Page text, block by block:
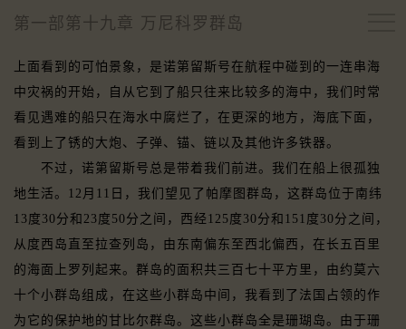
第一部第十九章 万尼科罗群岛
上面看到的可怕景象，是诺第留斯号在航程中碰到的一连串海
中灾祸的开始，自从它到了船只往来比较多的海中，我们时常
看见遇难的船只在海水中腐烂了，在更深的地方，海底下面，
看到上了锈的大炮、子弹、锚、链以及其他许多铁器。
不过，诺第留斯号总是带着我们前进。我们在船上很孤独
地生活。12月11日，我们望见了帕摩图群岛，这群岛位于南纬
13度30分和23度50分之间，西经125度30分和151度30分之间，
从度西岛直至拉查列岛，由东南偏东至西北偏西，在长五百里
的海面上罗列起来。群岛的面积共三百七十平方里，由约莫六
十个小群岛组成，在这些小群岛中间，我看到了法国占领的作
为它的保护地的甘比尔群岛。这些小群岛全是珊瑚岛。由于珊